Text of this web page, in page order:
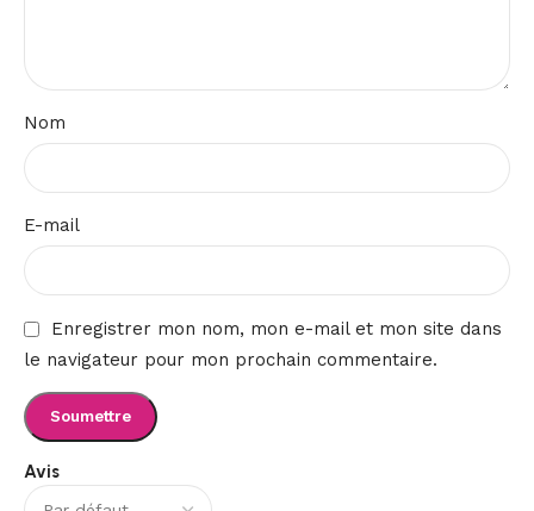
Avis
Nom
E-mail
Enregistrer mon nom, mon e-mail et mon site dans
le navigateur pour mon prochain commentaire.